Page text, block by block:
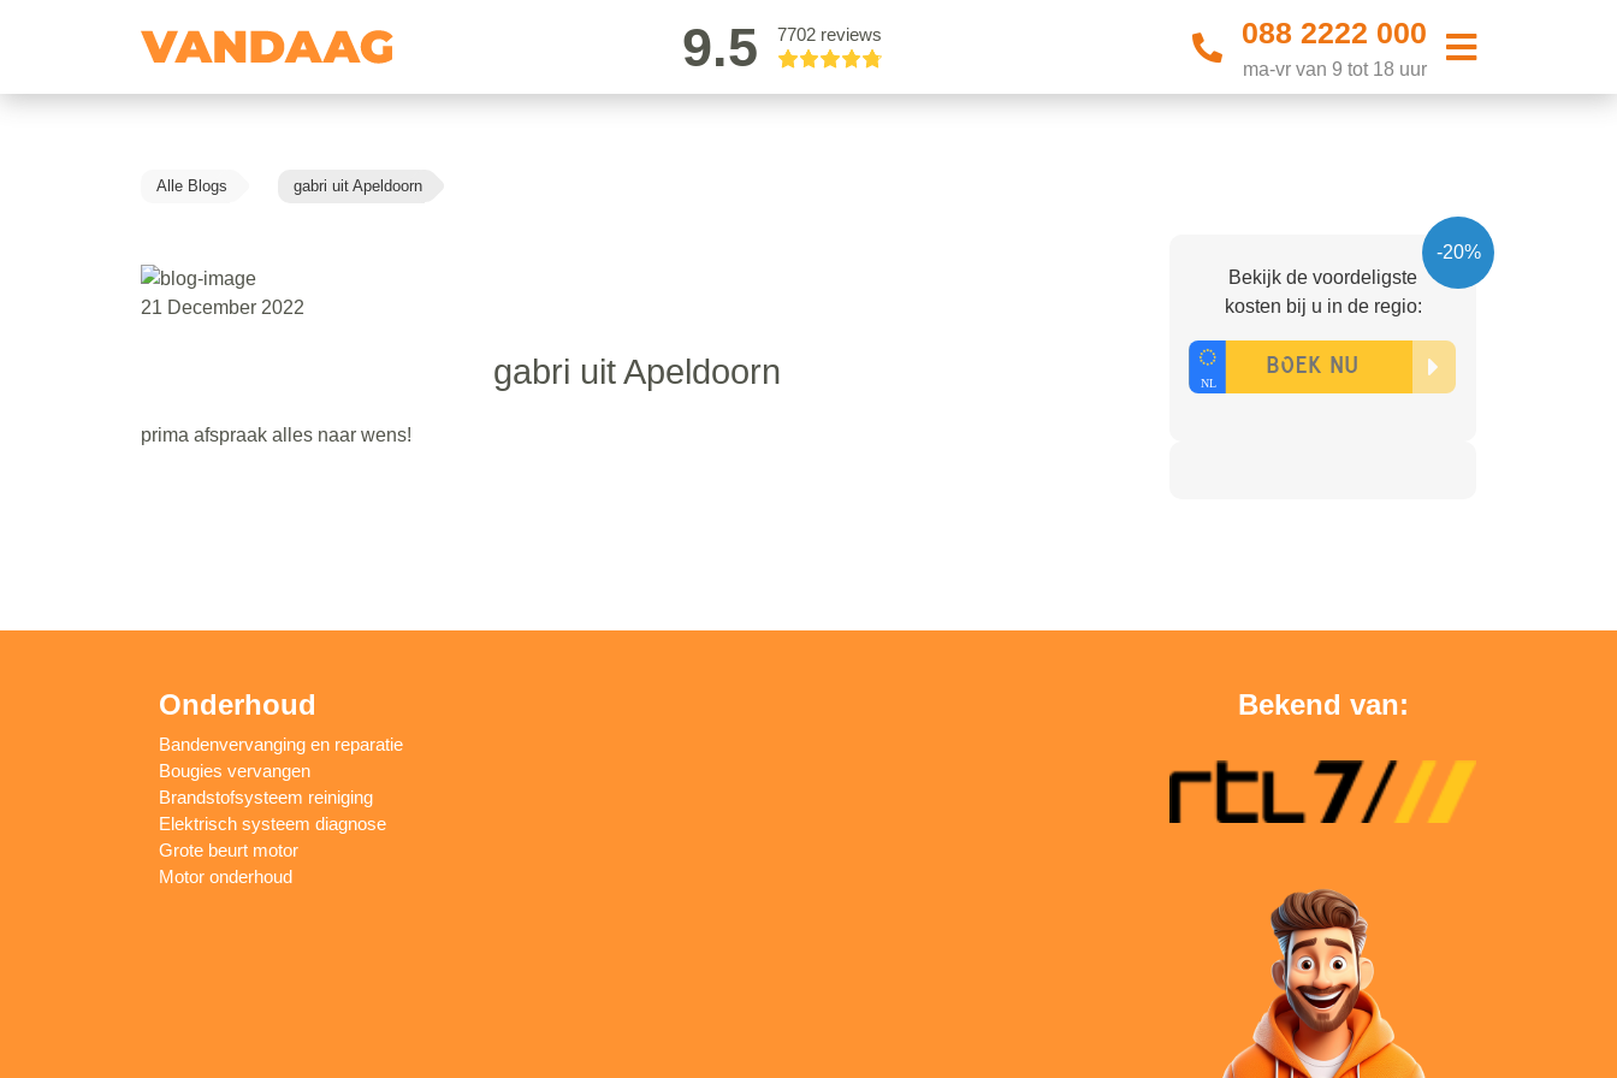
9.5 7702 reviews 088 2222 000
ma-vr van 9 tot 18 uur
Alle Blogs gabri uit Apeldoorn
21 December 2022
gabri uit Apeldoorn
prima afspraak alles naar wens!
-20%
Bekijk de voordeligste
kosten bij u in de regio:
Onderhoud
Bandenvervanging en reparatie
Bougies vervangen
Brandstofsysteem reiniging
Elektrisch systeem diagnose
Grote beurt motor
Motor onderhoud
Bekend van: